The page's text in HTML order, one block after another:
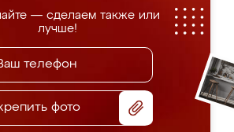
— сделаем также или
лучше!
фото